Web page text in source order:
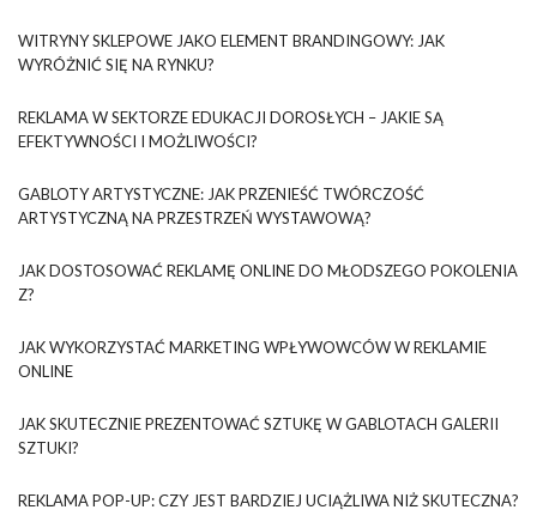
WITRYNY SKLEPOWE JAKO ELEMENT BRANDINGOWY: JAK
WYRÓŻNIĆ SIĘ NA RYNKU?
REKLAMA W SEKTORZE EDUKACJI DOROSŁYCH – JAKIE SĄ
EFEKTYWNOŚCI I MOŻLIWOŚCI?
GABLOTY ARTYSTYCZNE: JAK PRZENIEŚĆ TWÓRCZOŚĆ
ARTYSTYCZNĄ NA PRZESTRZEŃ WYSTAWOWĄ?
JAK DOSTOSOWAĆ REKLAMĘ ONLINE DO MŁODSZEGO POKOLENIA
Z?
JAK WYKORZYSTAĆ MARKETING WPŁYWOWCÓW W REKLAMIE
ONLINE
JAK SKUTECZNIE PREZENTOWAĆ SZTUKĘ W GABLOTACH GALERII
SZTUKI?
REKLAMA POP-UP: CZY JEST BARDZIEJ UCIĄŻLIWA NIŻ SKUTECZNA?